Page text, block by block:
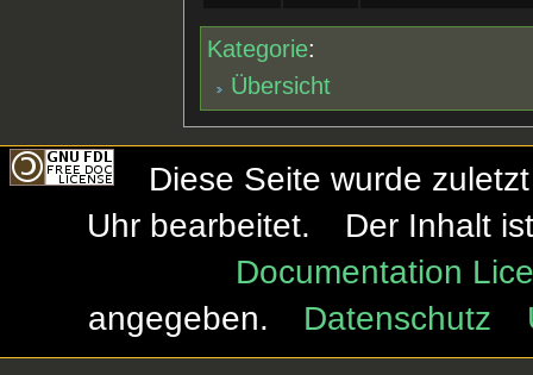
Kategorie:
Übersicht
Diese Seite wurde
Uhr bearbeitet.
Der Inhalt
Documentation
angegeben.
Datenschutz